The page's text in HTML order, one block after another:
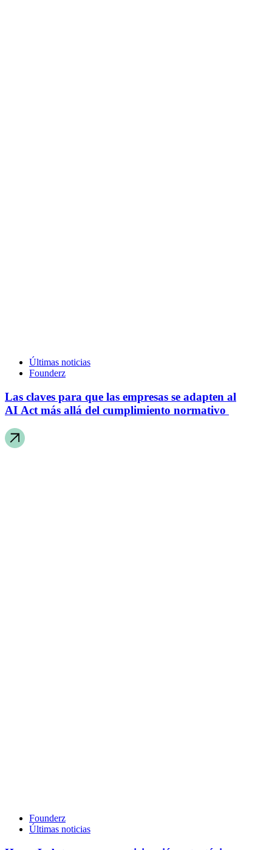
Últimas noticias
Founderz
Las claves para que las empresas se adapten al
AI Act más allá del cumplimiento normativo
Founderz
Últimas noticias